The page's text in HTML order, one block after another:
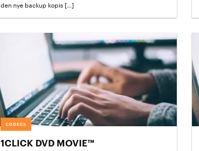
den nye backup kopis […]
CODECS
1CLICK DVD MOVIE™